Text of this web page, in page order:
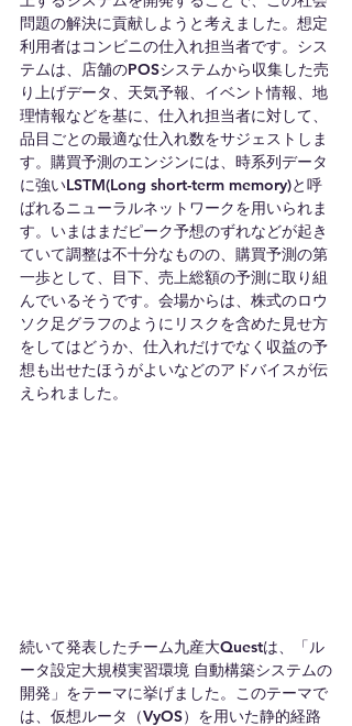
問題の解決に貢献しようと考えました。想定
利用者はコンビニの仕入れ担当者です。シス
テムは、店舗のPOSシステムから収集した売
り上げデータ、天気予報、イベント情報、地
理情報などを基に、仕入れ担当者に対して、
品目ごとの最適な仕入れ数をサジェストしま
す。購買予測のエンジンには、時系列データ
に強いLSTM(Long short-term memory)と呼
ばれるニューラルネットワークを用いられま
す。いまはまだピーク予想のずれなどが起き
ていて調整は不十分なものの、購買予測の第
一歩として、目下、売上総額の予測に取り組
んでいるそうです。会場からは、株式のロウ
ソク足グラフのようにリスクを含めた見せ方
をしてはどうか、仕入れだけでなく収益の予
想も出せたほうがよいなどのアドバイスが伝
えられました。
続いて発表したチーム九産大Questは、「ル
ータ設定大規模実習環境 自動構築システムの
開発」をテーマに挙げました。このテーマで
は、仮想ルータ（VyOS）を用いた静的経路